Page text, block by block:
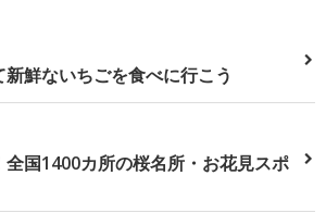
鮮ないちごを食べに行こう
全国1400カ所の桜名所・お花見スポ